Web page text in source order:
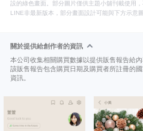
設的綠色畫面。部分圖片僅供主題小舖刊載使用
LINE非最新版本，部分畫面設計可能與下方示意圖
關於提供給創作者的資訊
本公司收集相關購買數據以提供販售報告給內
該販售報告包含購買日期及購買者所註冊的
資訊。